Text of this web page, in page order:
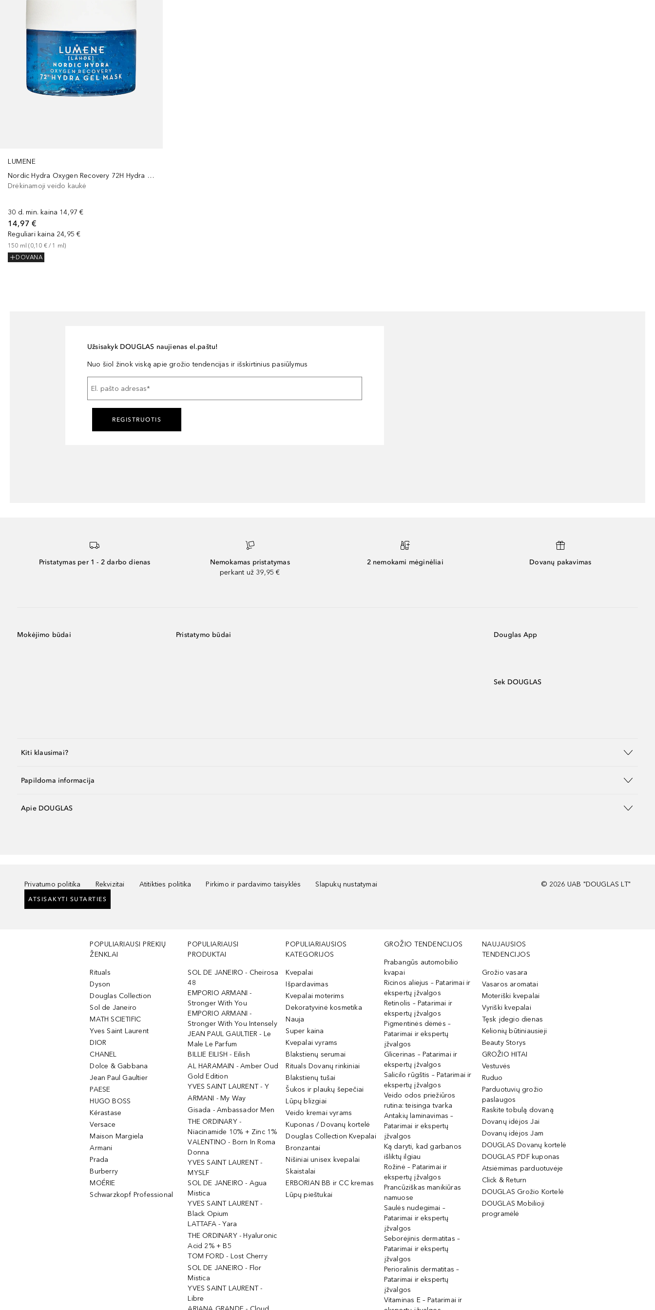
LUMENE
Nordic Hydra Oxygen Recovery 72H Hydra Gel Mask
Drėkinamoji veido kaukė
30 d. min. kaina 14,97 €
14,97 €
Reguliari kaina 24,95 €
150 ml (0,10 € / 1 ml)
DOVANA
Užsisakyk DOUGLAS naujienas el.paštu!
Nuo šiol žinok viską apie grožio tendencijas ir išskirtinius pasiūlymus
El. pašto adresas*
REGISTRUOTIS
Pristatymas per 1 - 2 darbo dienas
Nemokamas pristatymas
perkant už 39,95 €
2 nemokami mėginėliai Dovanų pakavimas
Mokėjimo būdai Pristatymo būdai Douglas App
Sek DOUGLAS
Kiti klausimai?
Papildoma informacija
Apie DOUGLAS
Privatumo politika Rekvizitai Atitikties politika Pirkimo ir pardavimo taisyklės Slapukų nustatymai
ATSISAKYTI SUTARTIES
© 2026 UAB "DOUGLAS LT"
POPULIARIAUSI PREKIŲ
ŽENKLAI
Rituals
Dyson
Douglas Collection
Sol de Janeiro
MATH SCIETIFIC
Yves Saint Laurent
DIOR
CHANEL
Dolce & Gabbana
Jean Paul Gaultier
PAESE
HUGO BOSS
Kérastase
Versace
Maison Margiela
Armani
Prada
Burberry
MOÉRIE
Schwarzkopf Professional
POPULIARIAUSI
PRODUKTAI
SOL DE JANEIRO - Cheirosa
48
EMPORIO ARMANI -
Stronger With You
EMPORIO ARMANI -
Stronger With You Intensely
JEAN PAUL GAULTIER - Le
Male Le Parfum
BILLIE EILISH - Eilish
AL HARAMAIN - Amber Oud
Gold Edition
YVES SAINT LAURENT - Y
ARMANI - My Way
Gisada - Ambassador Men
THE ORDINARY -
Niacinamide 10% + Zinc 1%
VALENTINO - Born In Roma
Donna
YVES SAINT LAURENT -
MYSLF
SOL DE JANEIRO - Agua
Mistica
YVES SAINT LAURENT -
Black Opium
LATTAFA - Yara
THE ORDINARY - Hyaluronic
Acid 2% + B5
TOM FORD - Lost Cherry
SOL DE JANEIRO - Flor
Mistica
YVES SAINT LAURENT -
Libre
POPULIARIAUSIOS
KATEGORIJOS
Kvepalai
Išpardavimas
Kvepalai moterims
Dekoratyvinė kosmetika
Nauja
Super kaina
Kvepalai vyrams
Blakstienų serumai
Rituals Dovanų rinkiniai
Blakstienų tušai
Šukos ir plaukų šepečiai
Lūpų blizgiai
Veido kremai vyrams
Kuponas / Dovanų kortelė
Douglas Collection Kvepalai
Bronzantai
Nišiniai unisex kvepalai
Skaistalai
ERBORIAN BB ir CC kremas
Lūpų pieštukai
GROŽIO TENDENCIJOS
Prabangūs automobilio
kvapai
Ricinos aliejus – Patarimai ir
ekspertų įžvalgos
Retinolis – Patarimai ir
ekspertų įžvalgos
Pigmentinės dėmės –
Patarimai ir ekspertų
įžvalgos
Glicerinas – Patarimai ir
ekspertų įžvalgos
Salicilo rūgštis – Patarimai ir
ekspertų įžvalgos
Veido odos priežiūros
rutina: teisinga tvarka
Antakių laminavimas –
Patarimai ir ekspertų
įžvalgos
Ką daryti, kad garbanos
išliktų ilgiau
Rožinė – Patarimai ir
ekspertų įžvalgos
Prancūziškas manikiūras
namuose
Saulės nudegimai –
Patarimai ir ekspertų
įžvalgos
Seborėjinis dermatitas –
Patarimai ir ekspertų
įžvalgos
Perioralinis dermatitas –
Patarimai ir ekspertų
įžvalgos
Vitaminas E – Patarimai ir
NAUJAUSIOS
TENDENCIJOS
Grožio vasara
Vasaros aromatai
Moteriški kvepalai
Vyriški kvepalai
Tęsk įdegio dienas
Kelionių būtiniausieji
Beauty Storys
GROŽIO HITAI
Vestuvės
Ruduo
Parduotuvių grožio
paslaugos
Raskite tobulą dovaną
Dovanų idėjos Jai
Dovanų idėjos Jam
DOUGLAS Dovanų kortelė
DOUGLAS PDF kuponas
Atsiėmimas parduotuvėje
Click & Return
DOUGLAS Grožio Kortelė
DOUGLAS Mobilioji
programėlė